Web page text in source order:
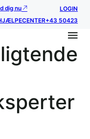
dig nu
LOGIN
+43 50423